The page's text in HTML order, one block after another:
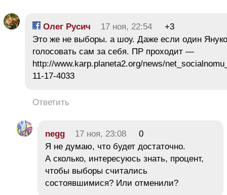
Олег Русич 17 ноя, 22:54
+3
Это же не выборы. а шоу. Даже если один
голосовать сам за себя. ПР проходит —
http://www.karp.planeta2.org/news/
11-17-4033
Ответить
negg 17 ноя, 23:08
0
Я не думаю, что будет достаточно.
А сколько, интересуюсь знать, процент,
чтобы выборы считались
состоявшимися? Или отменили?